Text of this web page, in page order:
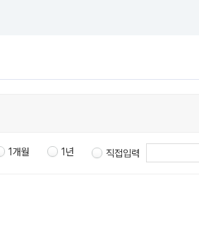
1개월 1년 직접입력